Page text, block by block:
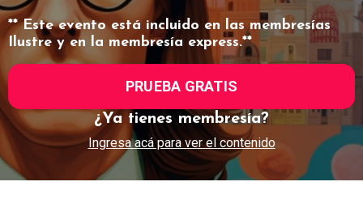
** Este evento está incluido en las membresías
Ilustre y en la membresía express.**
PRUEBA GRATIS
¿Ya tienes membresía?
Ingresa acá para ver el contenido